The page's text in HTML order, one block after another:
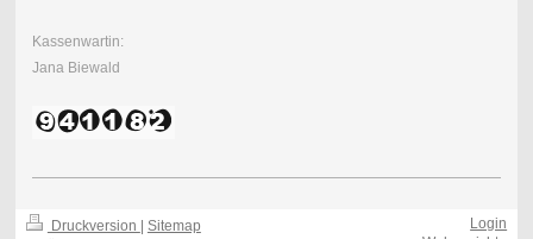
Kassenwartin:
Jana Biewald
Druckversion
Sitemap
Login